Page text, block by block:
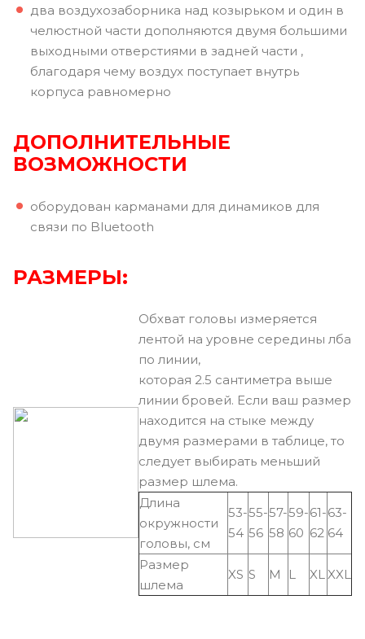
два воздухозаборника над козырьком и один в
челюстной части дополняются двумя большими
выходными отверстиями в задней части ,
благодаря чему воздух поступает внутрь
корпуса равномерно
ДОПОЛНИТЕЛЬНЫЕ
ВОЗМОЖНОСТИ
оборудован карманами для динамиков для
связи по Bluetooth
РАЗМЕРЫ:
Обхват головы измеряется
лентой на уровне середины лба
по линии,
которая 2.5 сантиметра выше
линии бровей. Если ваш размер
находится на стыке между
двумя размерами в таблице, то
следует выбирать меньший
размер шлема.
Длина
окружности
головы, см
53-
54
55-
56
57-
58
59-
60
61-
62
63-
64
Размер
шлема
XS S M L XLXXL